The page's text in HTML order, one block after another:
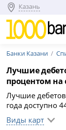
Казань
Банки Казани
Лучшие
процентом на
Лучшие
года доступно
предлагают
до дома, кэшбэк
Виды карт